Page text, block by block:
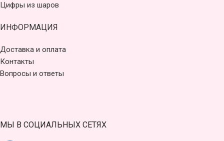
Цифры из шаров
ИНФОРМАЦИЯ
Доставка и оплата
Контакты
Вопросы и ответы
МЫ В СОЦИАЛЬНЫХ СЕТЯХ